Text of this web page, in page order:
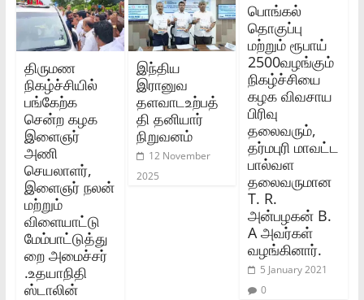
திருமண
நிகழ்ச்சியில்
பங்கேற்க
சென்ற கழக
இளைஞர்
அணி
செயலாளர்,
இளைஞர் நலன்
மற்றும்
விளையாட்டு
மேம்பாட்டுத்து
றை அமைச்சர்
.உதயாநிதி
ஸ்டாலின்
இந்திய
இரானுவ
தளவாடஉற்பத்
தி தனியார்
நிறுவனம்
12 November
2025
பொங்கல்
தொகுப்பு
மற்றும் ரூபாய்
2500வழங்கும்
நிகழ்ச்சியை
கழக விவசாய
பிரிவு
தலைவரும்,
தர்மபுரி மாவட்ட
பால்வள
தலைவருமான
T. R.
அன்பழகன் B.
A அவர்கள்
வழங்கினார்.
5 January 2021
0